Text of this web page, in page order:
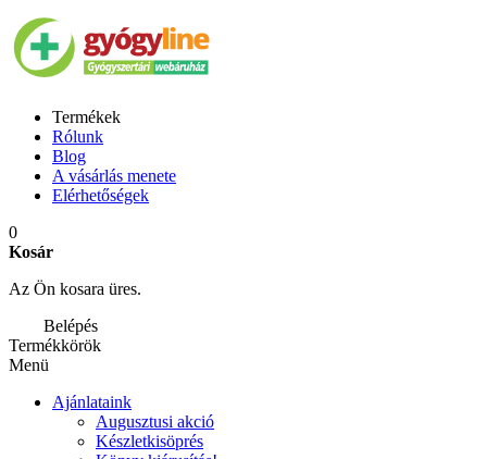
Termékek
Rólunk
Blog
A vásárlás menete
Elérhetőségek
0
Kosár
Az Ön kosara üres.
Belépés
Termékkörök
Menü
Ajánlataink
Augusztusi akció
Készletkisöprés